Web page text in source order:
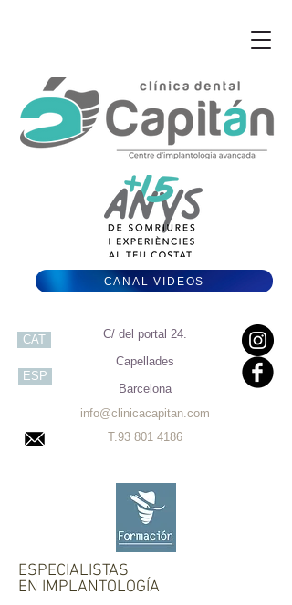
C/ del portal 24.
Capellades
Barcelona
info@clinicacapitan.com
T.93 801 4186
CAT
ESP
CANAL VIDEOS
ESPECIALISTAS
EN IMPLANTOLOGÍA